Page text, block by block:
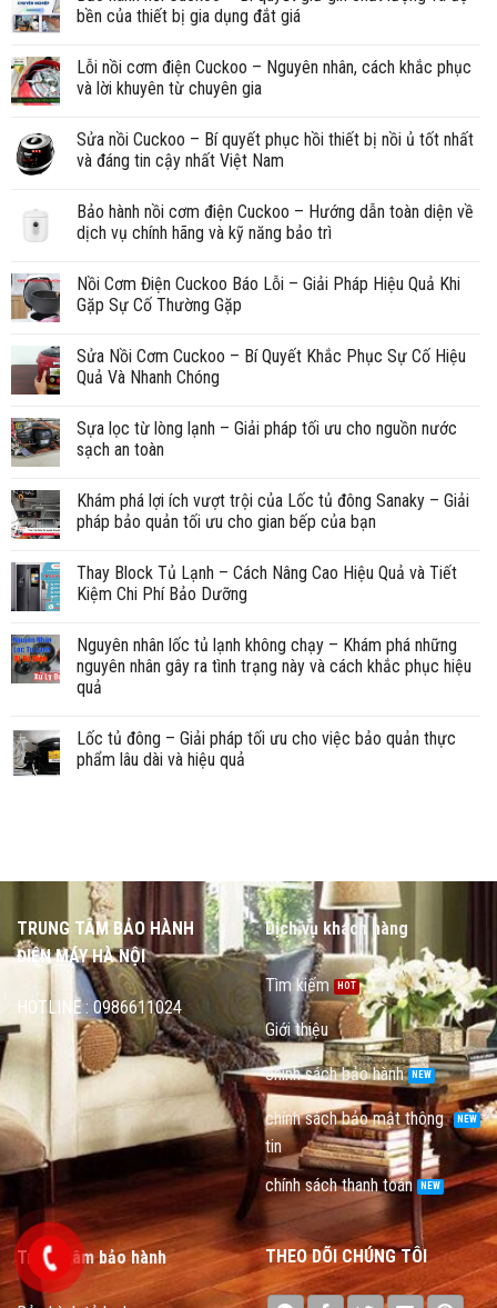
bền của thiết bị gia dụng đắt giá
Lỗi nồi cơm điện Cuckoo – Nguyên nhân, cách khắc phục
và lời khuyên từ chuyên gia
Sửa nồi Cuckoo – Bí quyết phục hồi thiết bị nồi ủ tốt nhất
và đáng tin cậy nhất Việt Nam
Bảo hành nồi cơm điện Cuckoo – Hướng dẫn toàn diện về
dịch vụ chính hãng và kỹ năng bảo trì
Nồi Cơm Điện Cuckoo Báo Lỗi – Giải Pháp Hiệu Quả Khi
Gặp Sự Cố Thường Gặp
Sửa Nồi Cơm Cuckoo – Bí Quyết Khắc Phục Sự Cố Hiệu
Quả Và Nhanh Chóng
Sựa lọc từ lòng lạnh – Giải pháp tối ưu cho nguồn nước
sạch an toàn
Khám phá lợi ích vượt trội của Lốc tủ đông Sanaky – Giải
pháp bảo quản tối ưu cho gian bếp của bạn
Thay Block Tủ Lạnh – Cách Nâng Cao Hiệu Quả và Tiết
Kiệm Chi Phí Bảo Dưỡng
Nguyên nhân lốc tủ lạnh không chạy – Khám phá những
nguyên nhân gây ra tình trạng này và cách khắc phục hiệu
quả
Lốc tủ đông – Giải pháp tối ưu cho việc bảo quản thực
phẩm lâu dài và hiệu quả
TRUNG TÂM BẢO HÀNH
ĐIỆN MÁY HÀ NỘI
HOTLINE : 0986611024
Dịch vụ khách hàng
Tìm kiếm
Giới thiệu
chính sách bảo hành
chính sách bảo mật thông
tin
chính sách thanh toán
Trung tâm bảo hành THEO DÕI CHÚNG TÔI